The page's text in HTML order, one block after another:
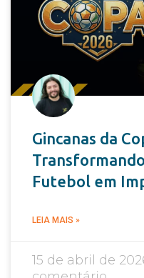
Gincanas da
Futebol em
LEIA MAIS »
15 de abril de